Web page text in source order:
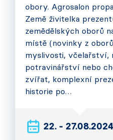
obory. Agrosalon
Země živitelka
zemědělských oborů
místě (novinky z
myslivosti, včelařství,
potravinářství nebo
zvířat, komplexní
historie po…
22. - 27.08.2024